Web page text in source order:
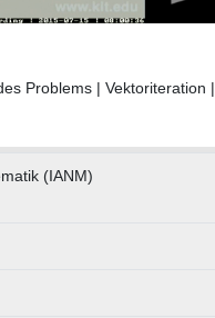
Problems | Vektoriteration |
(IANM)